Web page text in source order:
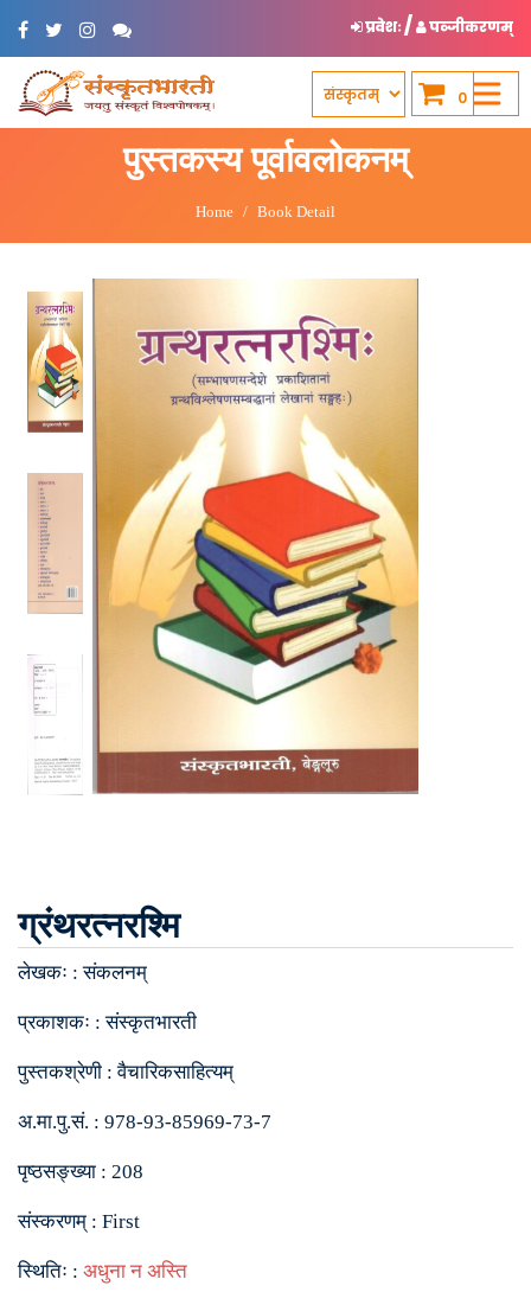
प्रवेशः/ पञ्जीकरणम्
0
पुस्तकस्य पूर्वावलोकनम्
Home Book Detail
ग्रंथरत्नरश्मि
लेखकः :संकलनम्
प्रकाशकः :संस्कृतभारती
पुस्तकश्रेणी :वैचारिकसाहित्यम्
अ.मा.पु.सं. : 978-93-85969-73-7
पृष्ठसङ्ख्या : 208
संस्करणम् : First
स्थितिः : अधुना न अस्ति